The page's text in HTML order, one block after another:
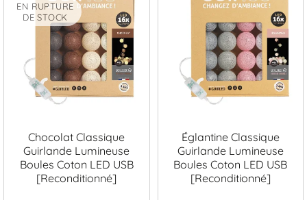
EN RUPTURE
DE STOCK
Chocolat Classique
Guirlande Lumineuse
Boules Coton LED USB
[Reconditionné]
Églantine Classique
Guirlande Lumineuse
Boules Coton LED USB
[Reconditionné]